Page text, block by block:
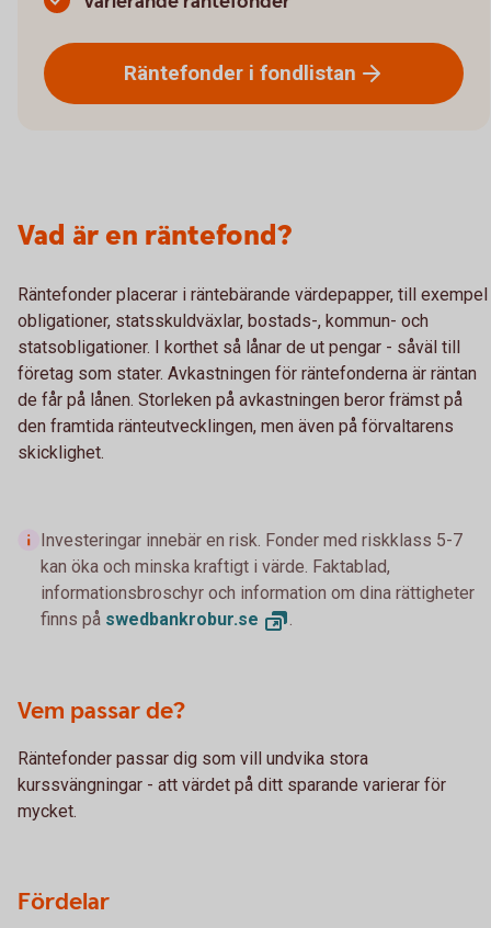
Räntefonder i fondlistan
Vad är en räntefond?
Räntefonder placerar i räntebärande värdepapper, till exempel
obligationer, statsskuldväxlar, bostads-, kommun- och
statsobligationer. I korthet så lånar de ut pengar - såväl till
företag som stater. Avkastningen för räntefonderna är räntan
de får på lånen. Storleken på avkastningen beror främst på
den framtida ränteutvecklingen, men även på förvaltarens
skicklighet.
Investeringar innebär en risk. Fonder med riskklass 5-7
kan öka och minska kraftigt i värde. Faktablad,
informationsbroschyr och information om dina rättigheter
finns på swedbankrobur.se .
Vem passar de?
Räntefonder passar dig som vill undvika stora
kurssvängningar - att värdet på ditt sparande varierar för
mycket.
Fördelar